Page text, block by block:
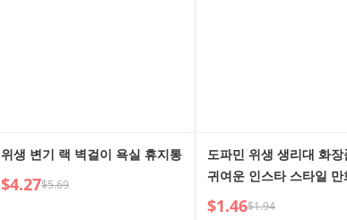
위생 변기 랙 벽걸이 욕실 휴지통
$4.27$5.69
도파민 위생 생리대 화
귀여운 인스타 스타일 만
량 생리대 휴대용 립스틱
$1.46$1.94